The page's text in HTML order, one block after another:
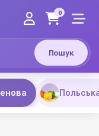
Пошук
0